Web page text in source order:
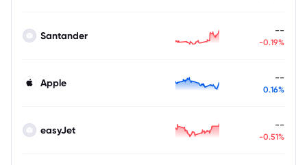
Santander --
-0.19%
Apple --
0.16%
easyJet --
-0.51%